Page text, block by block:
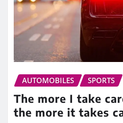
AUTOMOBILES SPORTS
The more I take
the more it takes